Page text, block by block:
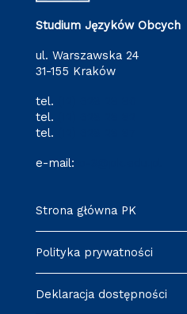
Studium Języków Obcych
ul. Warszawska 24
31-155 Kraków
tel.
tel.
tel.
e-mail:
Strona główna PK
Polityka prywatności
Deklaracja dostępności